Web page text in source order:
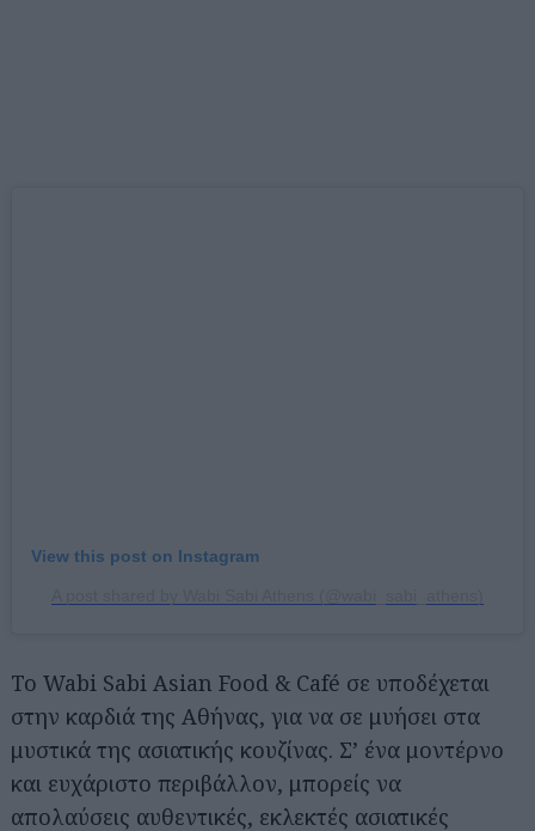
View this post on Instagram
Το Wabi Sabi Asian Food & Café σε υποδέχεται
στην καρδιά της Αθήνας, για να σε μυήσει στα
μυστικά της ασιατικής κουζίνας. Σ’ ένα μοντέρνο
και ευχάριστο περιβάλλον, μπορείς να
απολαύσεις αυθεντικές, εκλεκτές ασιατικές